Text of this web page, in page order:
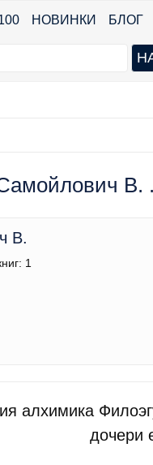
НОВИНКИ БЛОГ
В.
В.
1
алхимика
дочери